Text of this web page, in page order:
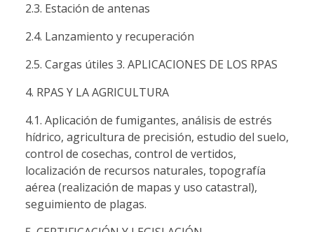
2.3. Estación de antenas
2.4. Lanzamiento y recuperación
2.5. Cargas útiles 3. APLICACIONES DE LOS RPAS
4. RPAS Y LA AGRICULTURA
4.1. Aplicación de fumigantes, análisis de estrés
hídrico, agricultura de precisión, estudio del suelo,
control de cosechas, control de vertidos,
localización de recursos naturales, topografía
aérea (realización de mapas y uso catastral),
seguimiento de plagas.